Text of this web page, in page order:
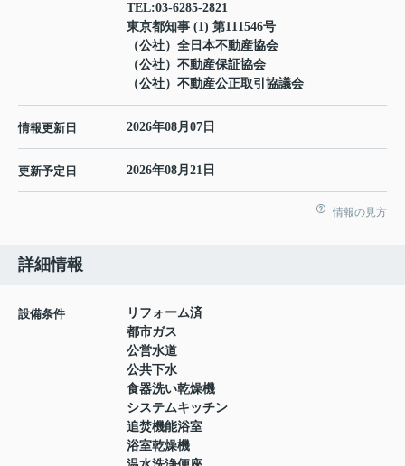
TEL:03-6285-2821
東京都知事 (1) 第111546号
（公社）全日本不動産協会
（公社）不動産保証協会
（公社）不動産公正取引協議会
情報更新日 2026年08月07日
更新予定日 2026年08月21日
情報の見方
詳細情報
設備条件
リフォーム済
都市ガス
公営水道
公共下水
食器洗い乾燥機
システムキッチン
追焚機能浴室
浴室乾燥機